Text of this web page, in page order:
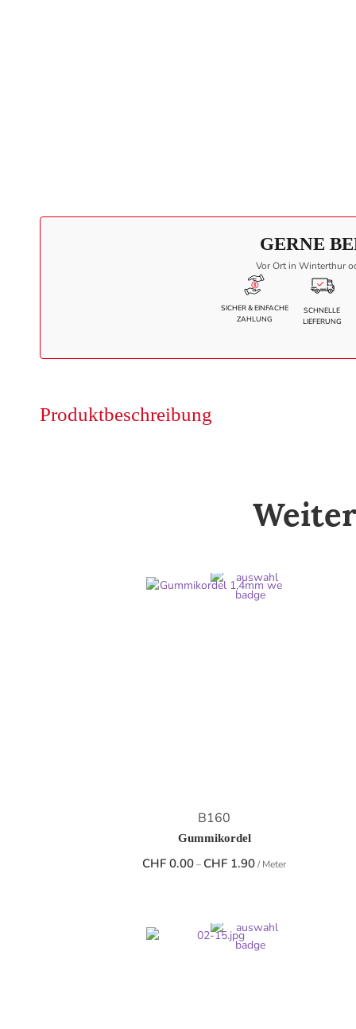
GERNE
Vor Ort in Winterthur
SICHER & EINFACHE
ZAHLUNG
SCHNELLE
LIEFERUNG
Produktbeschreibung
B160
Gummikordel
CHF 0.00 – CHF 1.90Preisspanne:
/ Meter